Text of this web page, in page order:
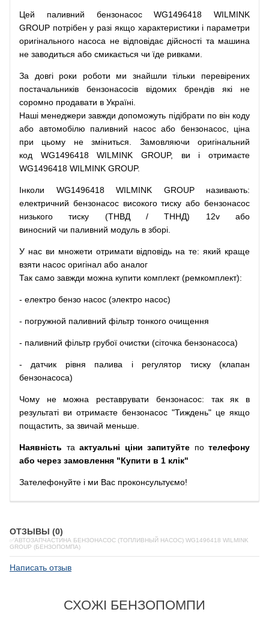
Цей паливний бензонасосWG1496418 WILMINK
GROUP потрібен у разі якщо характеристики і параметри
оригінального насоса не відповідає дійсності та машина
не заводиться або смикається чи їде ривками
За довгі роки роботи ми знайшли тільки
перевірених
постачальників
бензонасосів відомих брендів які
не
соромно продавати в Україні.
Наші менеджери завжди допоможуть підібрати по він коду
або автомобілю паливний насос або бензонасос,
ціна
при
цьому не зміниться Замовляючи
оригінальний
код WG1496418 WILMINK GROUP, ви і отримаєте
WG1496418 WILMINK GROUP.
Інколи WG1496418 WILMINK GROUP називають:
електричний бензонасос високого тиску або бензонасос
низького
тиску (ТНВД / ТННД) 12v
або
виносний чи паливний модуль в зборі
У нас ви множети отримати відповідь на те: який краще
взяти насос оригінал або аналог
Так само завжди можна купити комплект (ремкомплект):
- електро бензо насос (электро насос)
- погружной паливний фільтр тонкого очищення
- паливний фільтр грубої очистки (сіточка бензонасоса)
- датчик рівня палива і регулятор тиску (клапан
бензонасоса)
Чому не можна реставрувати бензонасос: так як
в
результаті ви отримаєте бензонасос "Тиждень" це якщо
пощастить, за звичай меньше.
Наявність та актуальні ціни запитуйте по телефону
або через замовлення "Купити в 1 клік"
Зателефонуйте і ми Вас проконсультуємо!
ОТЗЫВЫ (0)
✅АВТОЗАПЧАСТИНА БЕНЗОНАСОС (ТОПЛИВНЫЙ НАСОС) WG1496418 WILMINK
GROUP (БЕНЗОПОМПА)
Написать отзыв
СХОЖІ БЕНЗОПОМПИ